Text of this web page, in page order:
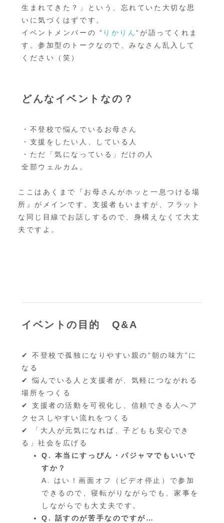
生まれてきた？」という、忘れていた大切な思
いに気づくはずです。
イベントメンバーの “ りかりん“が語ってくれま
す。参加型のトークなので、みなさん乱入して
ください（笑）
どんなイベントなの？
・不登校で悩んでいるお母さん
・支援をしたい人、している人
・ただ「気になっている」だけの人
全部ウェルカム。
ここはあくまで『お母さんがホッと一息つける場
所』がメインです。支援者もいますが、フラット
な同じ目線でお話しするので、身構えなくて大丈
夫ですよ。
イベントの目的 Q&A
✔ 不登校で孤独になりやすい親の“朝の味方”に
なる
✔ 悩んでいる人と支援者が、気軽につながれる
場所をつくる
✔ 支援者の活動を可視化し、信頼できる人へア
クセスしやすい流れをつくる
✔ 「大人が元気になれば、子どもも安心でき
る」社会を広げる
Q. 本当にすっぴん・パジャマでもいいで
すか？
A. はい！画面オフ（ビデオ停止）で参加
できるので、寝転がりながらでも、家事を
しながらでも大丈夫です。
Q. 話すのが苦手なのですが…